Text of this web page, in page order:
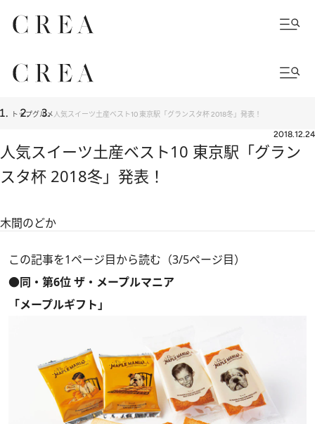
トップグルメ人気スイーツ土産ベスト10 東京駅「グランスタ杯 2018冬」発表！
2018.12.24
人気スイーツ土産ベスト10 東京駅「グラン
スタ杯 2018冬」発表！
木間のどか
この記事を1ページ目から読む（3/5ページ目）
●同・第6位 ザ・メープルマニア
「メープルギフト」